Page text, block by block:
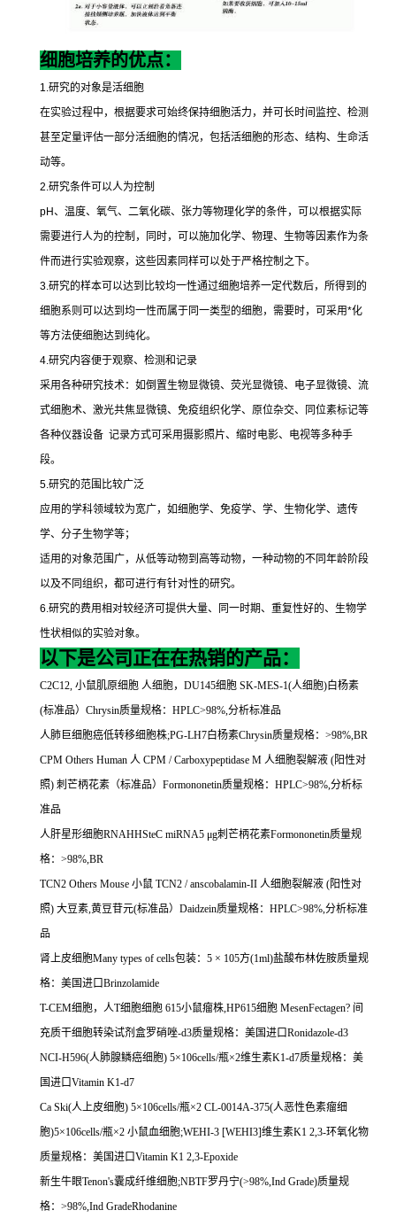
细胞培养的优点：
1.研究的对象是活细胞
在实验过程中，根据要求可始终保持细胞活力，并可长时间监控、检测
甚至定量评估一部分活细胞的情况，包括活细胞的形态、结构、生命活
动等。
2.研究条件可以人为控制
pH、温度、氧气、二氧化碳、张力等物理化学的条件，可以根据实际
需要进行人为的控制，同时，可以施加化学、物理、生物等因素作为条
件而进行实验观察，这些因素同样可以处于严格控制之下。
3.研究的样本可以达到比较均一性通过细胞培养一定代数后，所得到的
细胞系则可以达到均一性而属于同一类型的细胞，需要时，可采用*化
等方法使细胞达到纯化。
4.研究内容便于观察、检测和记录
采用各种研究技术：如倒置生物显微镜、荧光显微镜、电子显微镜、流
式细胞术、激光共焦显微镜、免疫组织化学、原位杂交、同位素标记等
各种仪器设备 记录方式可采用摄影照片、缩时电影、电视等多种手
段。
5.研究的范围比较广泛
应用的学科领域较为宽广，如细胞学、免疫学、学、生物化学、遗传
学、分子生物学等；
适用的对象范围广，从低等动物到高等动物，一种动物的不同年龄阶段
以及不同组织，都可进行有针对性的研究。
6.研究的费用相对较经济可提供大量、同一时期、重复性好的、生物学
性状相似的实验对象。
以下是公司正在在热销的产品：
C2C12, 小鼠肌原细胞 人细胞， DU145细胞 SK-MES-1(人细胞)白杨素
(标准品） Chrysin质量规格： HPLC>98%,分析标准品
人肺巨细胞癌低转移细胞株;PG-LH7白杨素Chrysin质量规格： >98%,BR
CPM Others Human 人 CPM / Carboxypeptidase M 人细胞裂解液 (阳性对
照) 刺芒柄花素（标准品） Formononetin质量规格： HPLC>98%,分析标
准品
人肝星形细胞RNAHHSteC miRNA5 μg刺芒柄花素Formononetin质量规
格： >98%,BR
TCN2 Others Mouse 小鼠 TCN2 / anscobalamin-II 人细胞裂解液 (阳性对
照) 大豆素,黄豆苷元(标准品） Daidzein质量规格： HPLC>98%,分析标准
品
肾上皮细胞Many types of cells包装： 5 × 105方(1ml)盐酸布林佐胺质量规
格：美国进口Brinzolamide
T-CEM细胞，人T细胞细胞 615小鼠瘤株,HP615细胞 MesenFectagen? 间
充质干细胞转染试剂盒罗硝唑-d3质量规格：美国进口Ronidazole-d3
NCI-H596(人肺腺鳞癌细胞) 5×106cells/瓶×2维生素K1-d7质量规格：美
国进口Vitamin K1-d7
Ca Ski(人上皮细胞) 5×106cells/瓶×2 CL-0014A-375(人恶性色素瘤细
胞)5×106cells/瓶×2 小鼠血细胞;WEHI-3 [WEHI3]维生素K1 2,3-环氧化物
质量规格：美国进口Vitamin K1 2,3-Epoxide
新生牛眼Tenon's囊成纤维细胞;NBTF罗丹宁(>98%,Ind Grade)质量规
格： >98%,Ind GradeRhodanine